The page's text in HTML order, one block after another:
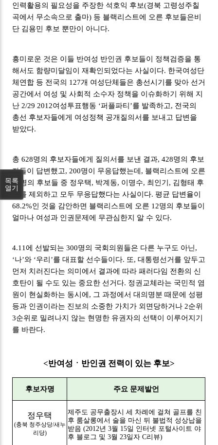
인력활용의 필요성을 주장한 석호익 후보(경북 고령성주칠
곡에서 무소속으로 출마) 등 블랙리스트에 오른 후보들은비
단 김용민 후보 뿐만이 아니다.
흥미로운 것은 이들 반여성 반인권 후보들이 정책검증을 통
해서도 함량미달임이 재확인되었다는 사실이다. 한국여성단
체연합 등 전국의 127개 여성단체들은 총선시기를 맞아 선거
공간에서 여성 및 사회적 소수자 정책을 이슈화하기 위해 지
난 2/29 2012여성투표행동 ‘퍼플파티’를 발족하고, 전국의
총선 후보자들에게 여성정책 공개질의서를 보내고 답변을
받았다.
총 628명의 후보자들에게 질의서를 보낸 결과, 428명의 후보
자들이 답변했고, 200명이 무응답했는데, 블랙리스트에 오른
12명의 후보들 중 정우택, 박계동, 이명수, 최인기, 김형태 후
보를 제외하고 모두 무응답했다는 사실이다. 평균 답변율이
68.2%인 것을 감안하면 블랙리스트에 오른 12명의 후보들이
얼마나 여성과 인권문제에 무관심한지 알 수 있다.
4.11에 선발되는 300명의 국회의원들은 다른 누구도 아닌,
‘나’와 ‘우리’를 대표할 선수들이다. 또, 대통령선거를 앞두고
먼저 치러진다는 의미에서 결과에 따라 패러다임 전환의 신
호탄이 될 수도 있는 중요한 선거다. 정권교체라는 국민적 염
원이 현실화하는 동시에, 그 과정에서 대의명분 때문에 성평
등과 인권이라는 진보의 소중한 가치가 외면당하거나 2순위
3순위로 밀려나지 않는 현명한 유권자의 선택이 이루어지기
를 바란다.
<반여성ㆍ반인권 전력이 있는 후보>
후보자명 주요 문제발언
정우택
(충북 청주상당/새누
리당)
제주도 공무출장시 세 차례에 걸쳐 골프를 친
후 룸살롱에서 술을 마신 뒤 불법적 성상납을
받음 (2012년 3월 15일 인터넷 포털사이트 야
후 블로그 및 3월 23일자 C리뷰)
목록
열기